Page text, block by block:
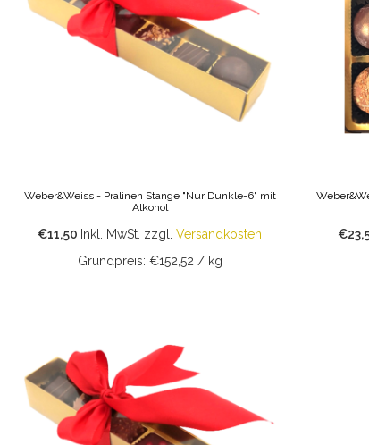
Weber&Weiss - Pralinen Stange "Nur Dunkle-6" mit
Alkohol
€11,50 Inkl. MwSt. zzgl. Versandkosten
Grundpreis: €152,52 / kg